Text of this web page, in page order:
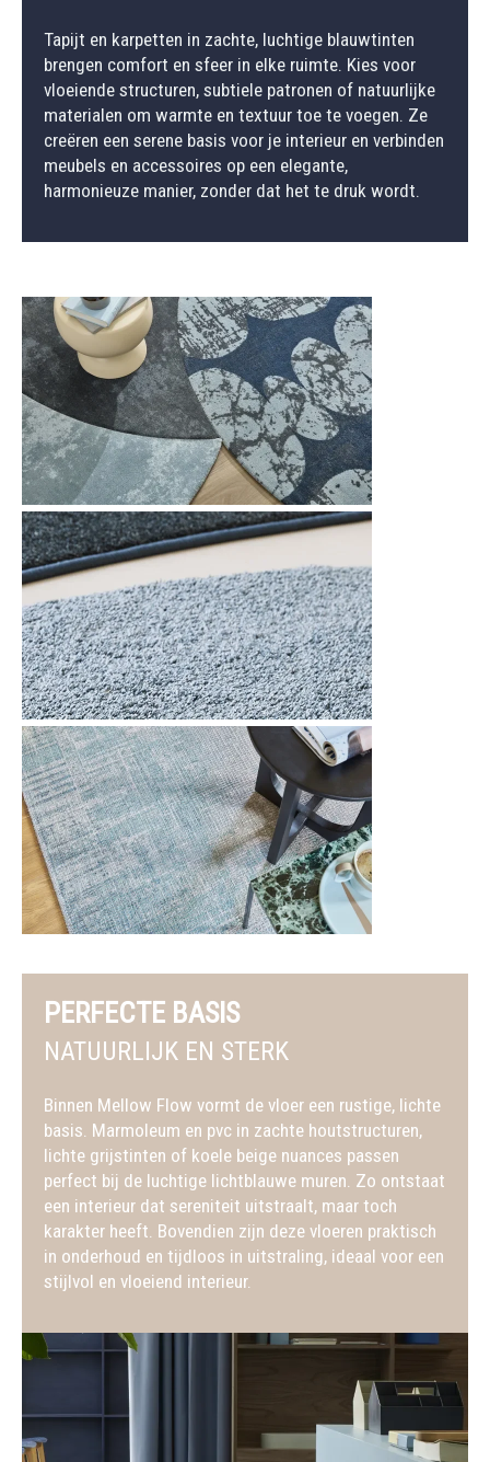
Tapijt en karpetten in zachte, luchtige blauwtinten
brengen comfort en sfeer in elke ruimte. Kies voor
vloeiende structuren, subtiele patronen of natuurlijke
materialen om warmte en textuur toe te voegen. Ze
creëren een serene basis voor je interieur en verbinden
meubels en accessoires op een elegante,
harmonieuze manier, zonder dat het te druk wordt.
PERFECTE BASIS
NATUURLIJK EN STERK
Binnen Mellow Flow vormt de vloer een rustige, lichte
basis. Marmoleum en pvc in zachte houtstructuren,
lichte grijstinten of koele beige nuances passen
perfect bij de luchtige lichtblauwe muren. Zo ontstaat
een interieur dat sereniteit uitstraalt, maar toch
karakter heeft. Bovendien zijn deze vloeren praktisch
in onderhoud en tijdloos in uitstraling, ideaal voor een
stijlvol en vloeiend interieur.